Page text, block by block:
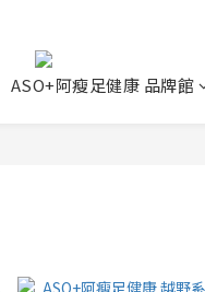
ASO+阿瘦足健康 品牌館